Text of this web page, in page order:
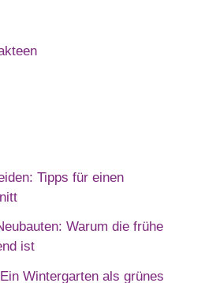
Tipps für einen
Warum die frühe
ist
Wintergarten als grünes